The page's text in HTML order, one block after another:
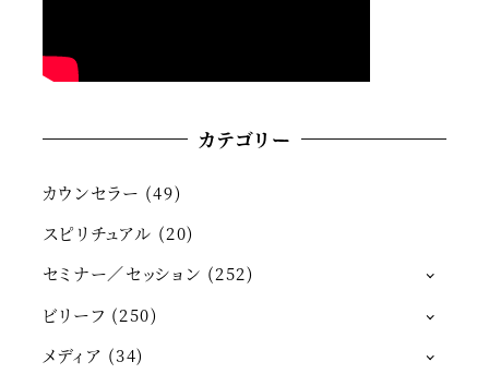
カテゴリー
カウンセラー (49)
スピリチュアル (20)
セミナー／セッション (252)
ビリーフ (250)
メディア (34)